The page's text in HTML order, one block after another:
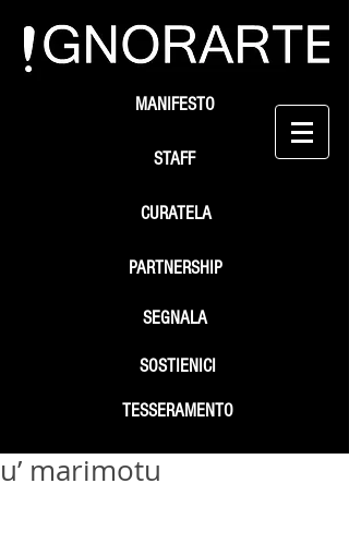
STAFF
SEGNALA
SOSTIENICI
MANIFESTO
PARTNERSHIP
TESSERAMENTO
CURATELA
u’ marimotu